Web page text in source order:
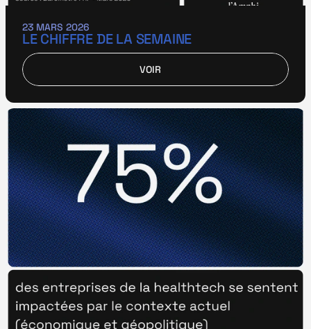
23 MARS 2026
LE CHIFFRE DE LA SEMAINE
VOIR